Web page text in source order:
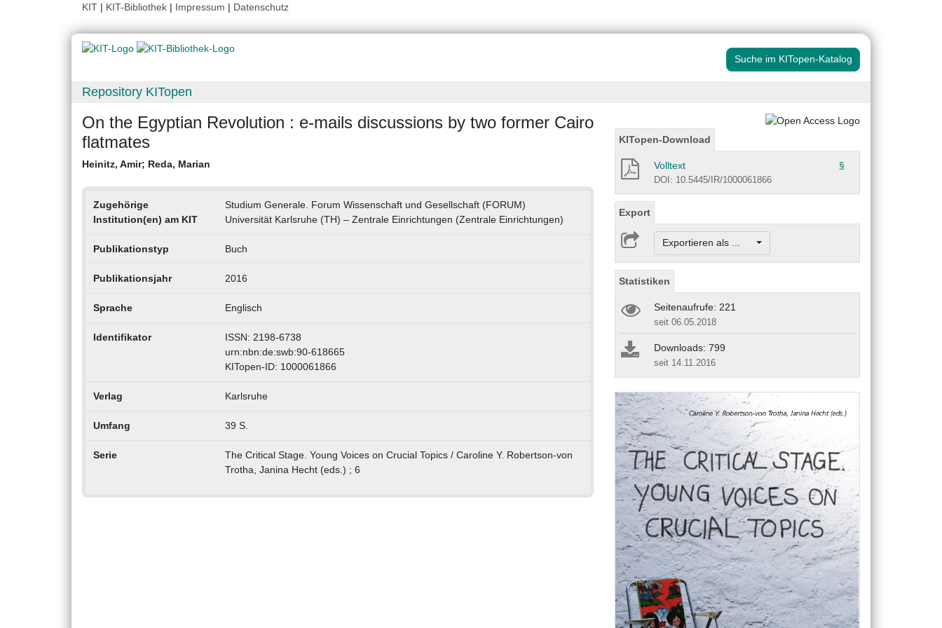
KIT | KIT-Bibliothek | Impressum | Datenschutz
Suche im KITopen-Katalog
Repository KITopen
On the Egyptian Revolution : e-mails discussions by two former Cairo
flatmates
Heinitz, Amir; Reda, Marian
Zugehörige
Institution(en) am KIT
Studium Generale. Forum Wissenschaft und Gesellschaft (FORUM)
Universität Karlsruhe (TH) – Zentrale Einrichtungen (Zentrale Einrichtungen)
Publikationstyp Buch
Publikationsjahr 2016
Sprache Englisch
Identifikator
ISSN: 2198-6738
urn:nbn:de:swb:90-618665
KITopen-ID: 1000061866
Verlag Karlsruhe
Umfang 39 S.
Serie
The Critical Stage. Young Voices on Crucial Topics / Caroline Y. Robertson-von
Trotha, Janina Hecht (eds.) ; 6
KITopen-Download
Volltext §
DOI: 10.5445/IR/1000061866
Export
Exportieren als ...
Statistiken
Seitenaufrufe: 221
seit 06.05.2018
Downloads: 799
seit 14.11.2016